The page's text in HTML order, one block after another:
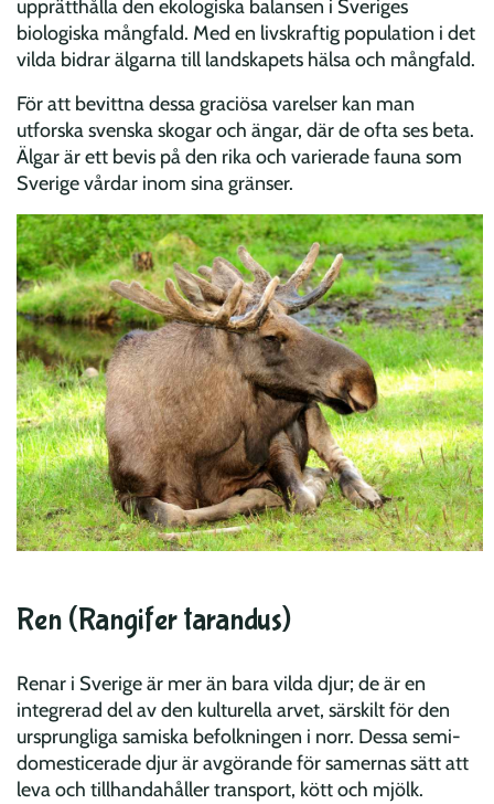
upprätthålla den ekologiska balansen i Sveriges
biologiska mångfald. Med en livskraftig population i det
vilda bidrar älgarna till landskapets hälsa och mångfald.
För att bevittna dessa graciösa varelser kan man
utforska svenska skogar och ängar, där de ofta ses beta.
Älgar är ett bevis på den rika och varierade fauna som
Sverige vårdar inom sina gränser.
Ren (Rangifer tarandus)
Renar i Sverige är mer än bara vilda djur; de är en
integrerad del av den kulturella arvet, särskilt för den
ursprungliga samiska befolkningen i norr. Dessa semi-
domesticerade djur är avgörande för samernas sätt att
leva och tillhandahåller transport, kött och mjölk.